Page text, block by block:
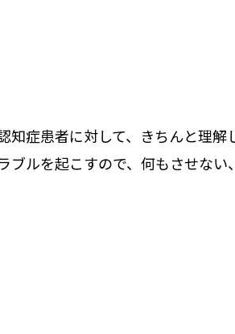
症患者に対して、きちんと理
ルを起こすので、何もさせな